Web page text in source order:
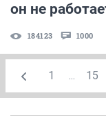
он не
184123 1000
1 ... 15